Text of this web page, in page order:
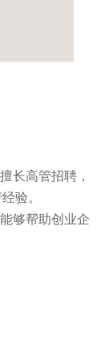
长高管招聘，
验。
够帮助创业企